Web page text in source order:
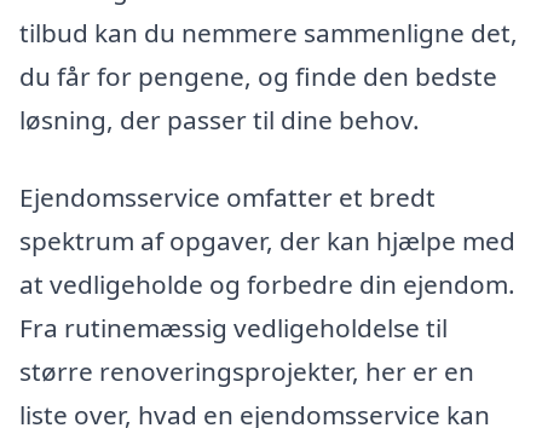
tilbud kan du nemmere sammenligne det,
du får for pengene, og finde den bedste
løsning, der passer til dine behov.
Ejendomsservice omfatter et bredt
spektrum af opgaver, der kan hjælpe med
at vedligeholde og forbedre din ejendom.
Fra rutinemæssig vedligeholdelse til
større renoveringsprojekter, her er en
liste over, hvad en ejendomsservice kan